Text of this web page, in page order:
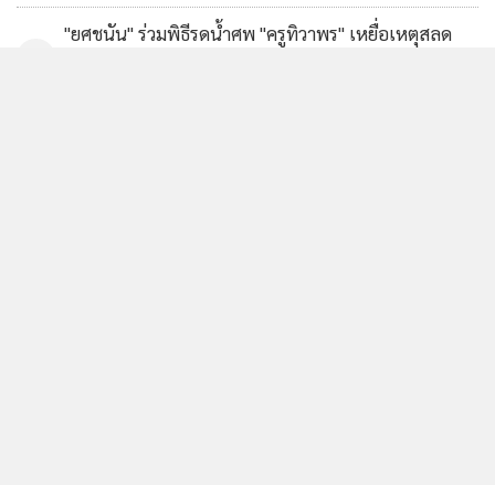
"ยศชนัน" ร่วมพิธีรดน้ำศพ "ครูทิวาพร" เหยื่อเหตุสลด